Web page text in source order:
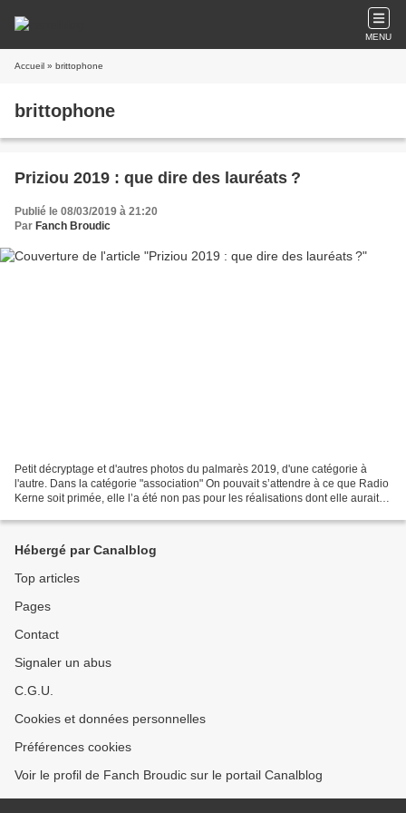
MENU
Accueil » brittophone
brittophone
Priziou 2019 : que dire des lauréats ?
Publié le 08/03/2019 à 21:20
Par Fanch Broudic
Petit décryptage et d'autres photos du palmarès 2019, d'une catégorie à
l'autre. Dans la catégorie "association" On pouvait s’attendre à ce que Radio
Kerne soit primée, elle l’a été non pas pour les réalisations dont elle aurait
Hébergé par Canalblog
Top articles
Pages
Contact
Signaler un abus
C.G.U.
Cookies et données personnelles
Préférences cookies
Voir le profil de Fanch Broudic sur le portail Canalblog